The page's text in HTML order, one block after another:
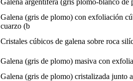
Galena (gris de plomo) con exfoliación
cuarzo (b
Cristales cúbicos de galena sobre roca
Galena (gris de plomo) masiva con
Galena (gris de plomo) cristalizada junto